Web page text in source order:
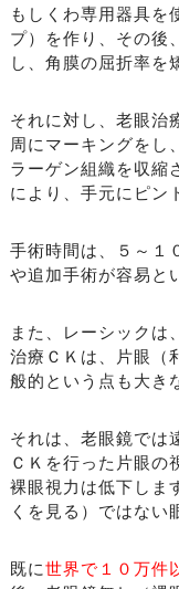
もしくわ専用器具を
プ）を作り、その後
し、角膜の屈折率を
それに対し、老眼治
周にマーキングをし
ラーゲン組織を収縮
により、手元にピン
手術時間は、５～１
や追加手術が容易と
また、レーシックは
治療ＣＫは、片眼（
般的という点も大き
それは、老眼鏡では
ＣＫを行った片眼の
裸眼視力は低下しま
くを見る）ではない
既に世界で１０万件